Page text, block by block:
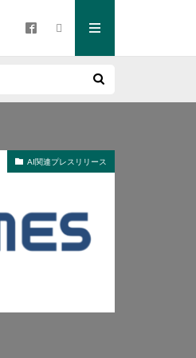
AI関連プレスリリース